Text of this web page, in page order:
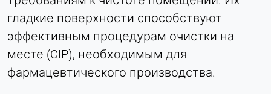
гладкие поверхности способствуют
эффективным процедурам очистки на
месте (CIP), необходимым для
фармацевтического производства.